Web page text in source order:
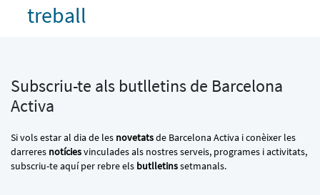
treball
Subscriu-te als butlletins de Barcelona
Activa
Si vols estar al dia de les novetatsde Barcelona Activa i conèixer les
darreres notíciesvinculades als nostres serveis, programes i activitats,
subscriu-te aquí per rebre els butlletinssetmanals.